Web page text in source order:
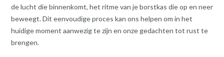
de lucht die binnenkomt, het ritme van je borstkas die op en neer
beweegt. Dit eenvoudige proces kan ons helpen om in het
huidige moment aanwezig te zijn en onze gedachten tot rust te
brengen.